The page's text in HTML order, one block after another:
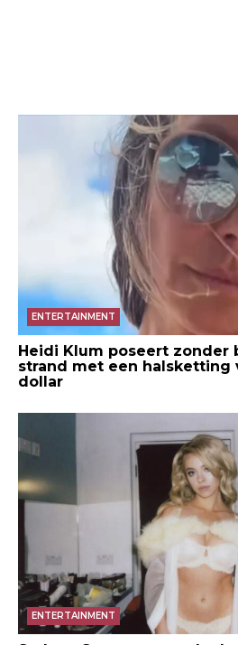
ENTERTAINMENT
Heidi Klum poseert zonder
strand met een halsketting
dollar
ENTERTAINMENT